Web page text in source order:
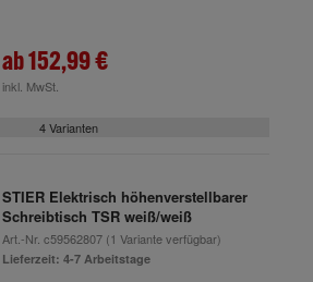
ab152,99 €
inkl. MwSt.
4 Varianten
STIER Elektrisch höhenverstellbarer
Schreibtisch TSR weiß/weiß
Art.-Nr. c59562807(1 Variante verfügbar)
Lieferzeit: 4-7 Arbeitstage